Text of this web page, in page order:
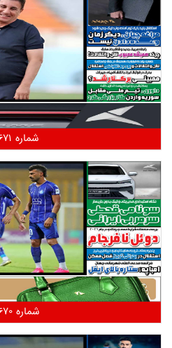
شماره 5671
شماره 5670